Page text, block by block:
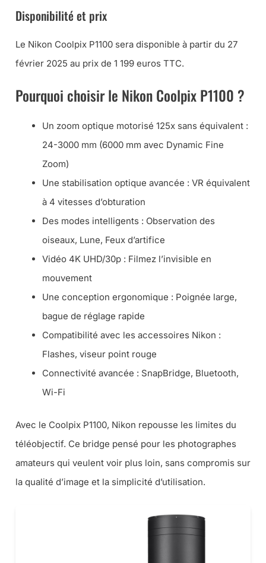
Disponibilité et prix
Le Nikon Coolpix P1100 sera disponible à partir du 27
février 2025 au prix de 1 199 euros TTC.
Pourquoi choisir le Nikon Coolpix P1100 ?
Un zoom optique motorisé 125x sans équivalent :
24-3000 mm (6000 mm avec Dynamic Fine
Zoom)
Une stabilisation optique avancée : VR équivalent
à 4 vitesses d’obturation
Des modes intelligents : Observation des
oiseaux, Lune, Feux d’artifice
Vidéo 4K UHD/30p : Filmez l’invisible en
mouvement
Une conception ergonomique : Poignée large,
bague de réglage rapide
Compatibilité avec les accessoires Nikon :
Flashes, viseur point rouge
Connectivité avancée : SnapBridge, Bluetooth,
Wi-Fi
Avec le Coolpix P1100, Nikon repousse les limites du
téléobjectif. Ce bridge pensé pour les photographes
amateurs qui veulent voir plus loin, sans compromis sur
la qualité d’image et la simplicité d’utilisation.